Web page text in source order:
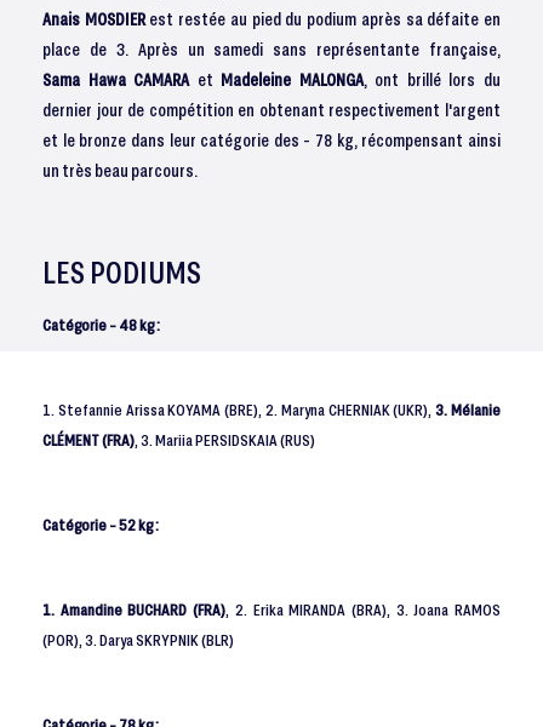
Anais MOSDIERest restée au pied du podium après sa défaite en
place de 3. Après un samedi sans représentante française,
Sama Hawa CAMARAet Madeleine MALONGA, ont brillé lors du
dernier jour de compétition en obtenant respectivement l'argent
et le bronze dans leur catégorie des - 78 kg, récompensant ainsi
un très beau parcours.
LES PODIUMS
Catégorie - 48 kg :
1. Stefannie Arissa KOYAMA (BRE), 2. Maryna CHERNIAK (UKR), 3. Mélanie
CLÉMENT (FRA) , 3. Mariia PERSIDSKAIA (RUS)
Catégorie - 52 kg :
1. Amandine BUCHARD (FRA) , 2. Erika MIRANDA (BRA), 3. Joana RAMOS
(POR), 3. Darya SKRYPNIK (BLR)